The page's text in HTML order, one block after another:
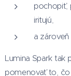
pochopiť,
iritujú,
a
Lumina Spark
pomenovať to,